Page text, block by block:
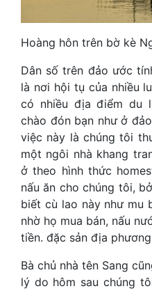
Hoàng hôn trên bờ kè
Dân số trên đảo ước
là nơi hội tụ của nhiều
có nhiều địa điểm du
chào đón bạn như ở
việc này là chúng tôi
một ngôi nhà khang
ở theo hình thức
nấu ăn cho chúng tôi,
biết cù lao này như mu
nhờ họ mua bán, nấu
tiền. đặc sản địa
Bà chủ nhà tên Sang
lý do hôm sau chúng